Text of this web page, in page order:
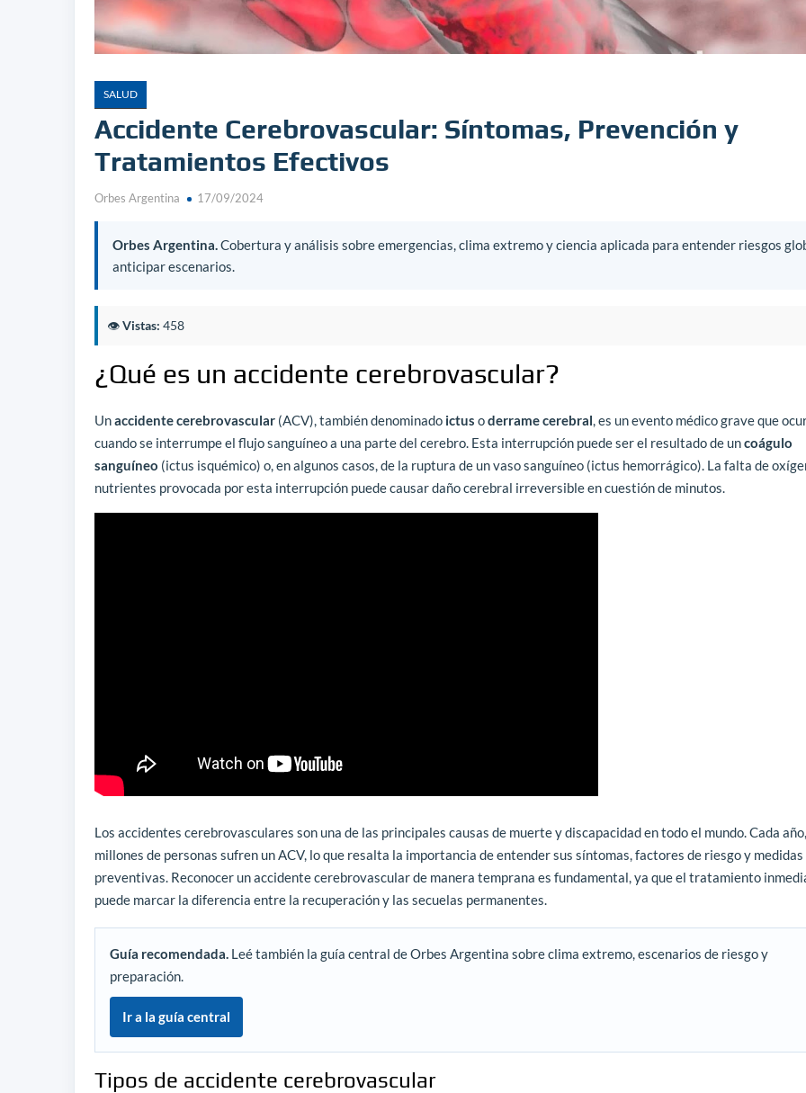
SALUD
Accidente Cerebrovascular: Síntomas, Prevención y
Tratamientos Efectivos
Orbes Argentina 17/09/2024
Orbes Argentina.Cobertura y análisis sobre emergencias, clima extremo y ciencia aplicada para entender riesgos
anticipar escenarios.
👁️Vistas: 458
¿Qué es un accidente cerebrovascular?
Unaccidente cerebrovascular (ACV), también denominado ictus oderrame cerebral , es un evento médico grave que
cuando se interrumpe el flujo sanguíneo a una parte del cerebro. Esta interrupción puede ser el resultado de uncoágulo
sanguíneo (ictus isquémico) o, en algunos casos, de la ruptura de un vaso sanguíneo (ictus hemorrágico). La falta de
nutrientes provocada por esta interrupción puede causar daño cerebral irreversible en cuestión de minutos.
Los accidentes cerebrovasculares son una de las principales causas de muerte y discapacidad en todo el mundo. Cada año,
millones de personas sufren un ACV, lo que resalta la importancia de entender sus síntomas, factores de riesgo y medidas
preventivas. Reconocer un accidente cerebrovascular de manera temprana es fundamental, ya que el tratamiento
puede marcar la diferencia entre la recuperación y las secuelas permanentes.
Guía recomendada. Leé también la guía central de Orbes Argentina sobre clima extremo, escenarios de riesgo y
preparación.
Ir a la guía central
Tipos de accidente cerebrovascular